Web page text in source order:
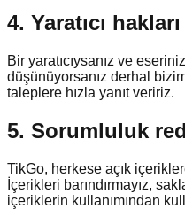
4. Yaratıcı hakları
Bir yaratıcıysanız ve
düşünüyorsanız derhal
taleplere hızla yanıt veririz.
5. Sorumluluk
TikGo, herkese açık
İçerikleri barındırmayız,
içeriklerin kullanımından